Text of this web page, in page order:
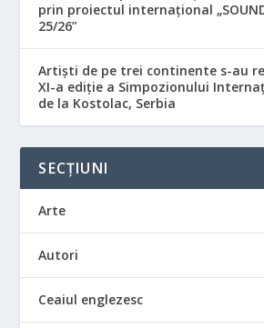
prin proiectul internațional „SOUND
25/26”
Artiști de pe trei continente s-au
XI-a ediție a Simpozionului
de la Kostolac, Serbia
SECȚIUNI
Arte
Autori
Ceaiul englezesc